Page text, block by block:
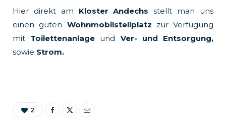
Hier direkt am Kloster Andechs stellt man uns
einen guten Wohnmobilstellplatz zur Verfügung
mit Toilettenanlage und Ver- und Entsorgung,
sowie Strom.
2